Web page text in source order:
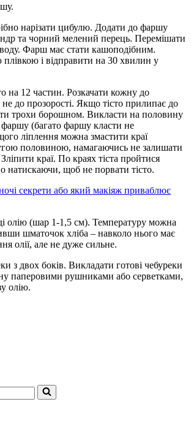
нарізати цибулю. Додати до фаршу
та чорний мелений перець. Перемішати
Фарш має стати кашоподібним.
і відправити на 30 хвилин у
на 12 частин. Розкачати кожну до
до прозорості. Якщо тісто прилипає до
трохи борошном. Викласти на половину
(багато фаршу класти не
ліплення можна змастити краї
половиною, намагаючись не залишати
краї. По краях тіста пройтися
натискаючи, щоб не порвати тісто.
секрети або який макіяж приваблює
олію (шар 1-1,5 см). Температуру можна
шматочок хліба – навколо нього має
олії, але не дуже сильне.
з двох боків. Викладати готові чебуреки
паперовими рушниками або серветками,
олію.